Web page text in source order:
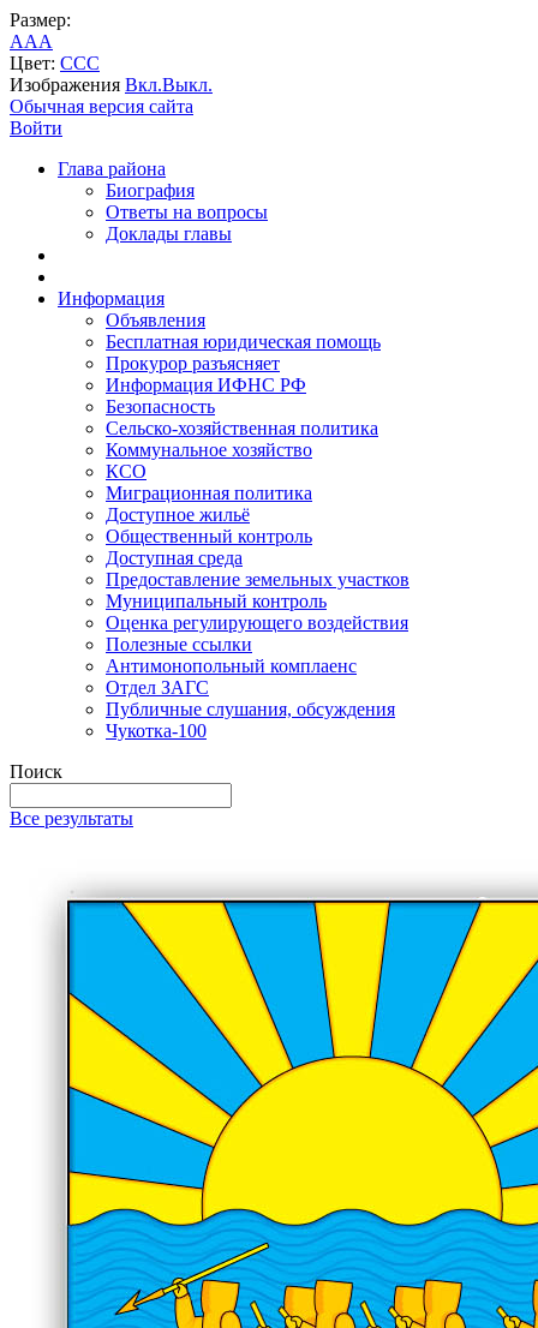
Размер:
AAA
Цвет: CCC
Изображения Вкл.Выкл.
Обычная версия сайта
Войти
Глава района
Биография
Ответы на вопросы
Доклады главы
Информация
Объявления
Бесплатная юридическая помощь
Прокурор разъясняет
Информация ИФНС РФ
Безопасность
Сельско-хозяйственная политика
Коммунальное хозяйство
КСО
Миграционная политика
Доступное жильё
Общественный контроль
Доступная среда
Предоставление земельных участков
Муниципальный контроль
Оценка регулирующего воздействия
Полезные ссылки
Антимонопольный комплаенс
Отдел ЗАГС
Публичные слушания, обсуждения
Чукотка-100
Поиск
Все результаты